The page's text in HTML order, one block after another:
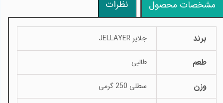
مشخصات محصول نظرات
برند جلایر JELLAYER
طعم طالبی
وزن سطلی 250 گرمی